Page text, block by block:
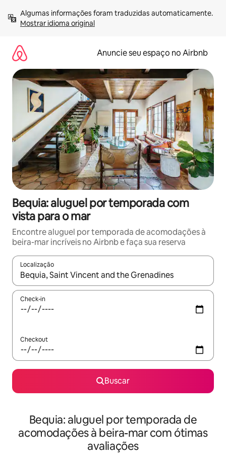
para
Mostrar idioma original
Anuncie seu espaço no Airbnb
Bequia: aluguel por temporada com
vista para o mar
Encontre aluguel por temporada de acomodações à
beira-mar incríveis no Airbnb e faça sua reserva
Localização
Quando os resultados estiverem disponíveis, explore-os
Check-in
Checkout
Buscar
Bequia: aluguel por temporada de
acomodações à beira-mar com ótimas
avaliações